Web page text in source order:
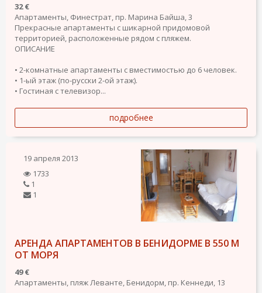
32 €
Апартаменты, Финестрат, пр. Марина Байша, 3
Прекрасные апартаменты с шикарной придомовой
территорией, расположенные рядом с пляжем.
ОПИСАНИЕ
• 2-комнатные апартаменты с вместимостью до 6 человек.
• 1-ый этаж (по-русски 2-ой этаж).
• Гостиная с телевизор...
подробнее
19 апреля 2013
1733
1
1
АРЕНДА АПАРТАМЕНТОВ В БЕНИДОРМЕ В 550 М
ОТ МОРЯ
49 €
Апартаменты, пляж Леванте, Бенидорм, пр. Кеннеди, 13